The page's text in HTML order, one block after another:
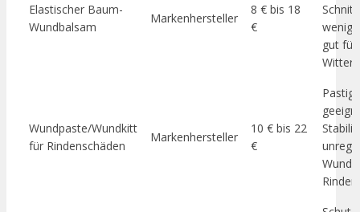
Elastischer Baum-
Wundbalsam
Markenhersteller
8 € bis 18
€
gut für
Wundpaste/Wundkitt
für Rindenschäden
Markenhersteller
10 € bis 22
€